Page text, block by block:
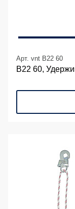
Арт. vnt B22 60
В22 60,